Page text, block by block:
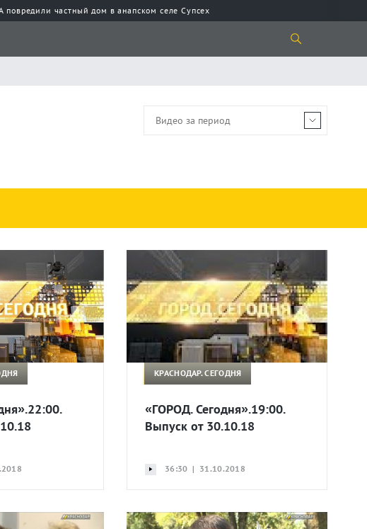
частный дом в анапском селе Супсех
КРАСНОДАР. СЕГОДНЯ
«ГОРОД. Сегодня».19:00.
Выпуск от 30.10.18
36:30 | 31.10.2018